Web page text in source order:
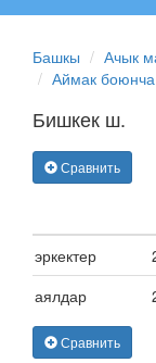
Башкы Ачык
Аймак
Бишкек ш.
Сравнить
эркектер
аялдар
Сравнить